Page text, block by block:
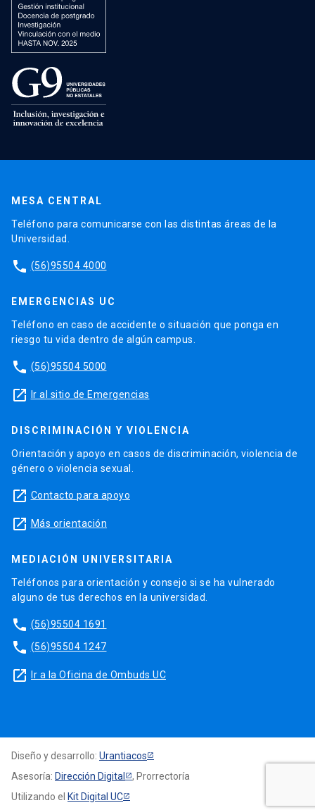
MESA CENTRAL
Teléfono para comunicarse con las distintas áreas de la
Universidad.
phone (56)95504 4000
EMERGENCIAS UC
Teléfono en caso de accidente o situación que ponga en
riesgo tu vida dentro de algún campus.
phone (56)95504 5000
launch Ir al sitio de Emergencias
DISCRIMINACIÓN Y VIOLENCIA
Orientación y apoyo en casos de discriminación, violencia de
género o violencia sexual.
launch Contacto para apoyo
launch Más orientación
MEDIACIÓN UNIVERSITARIA
Teléfonos para orientación y consejo si se ha vulnerado
alguno de tus derechos en la universidad.
phone (56)95504 1691
phone (56)95504 1247
launch Ir a la Oficina de Ombuds UC
Diseño y desarrollo: Urantiacos
Asesoría: Dirección Digital
, Prorrectoría
Utilizando el Kit Digital UC